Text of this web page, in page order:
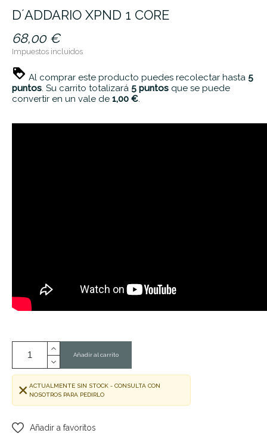
D´ADDARIO XPND 1 CORE
68,00 €
Impuestos incluidos
Al comprar este producto puedes recolectar hasta 5
puntos. Su carrito totalizará 5 puntos que se puede
convertir en un vale de 1,00 €.
Añadir al carrito
ACTUALMENTE SIN STOCK - CONSULTA CON
NOSOTROS PARA PEDIRLO
Añadir a favoritos